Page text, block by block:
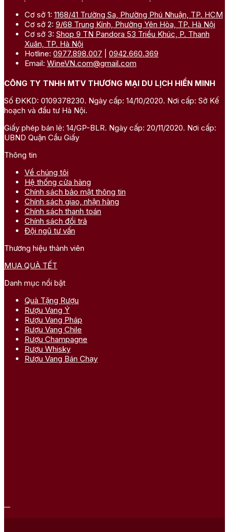
Cơ sở 1: 1168/41 Trường Sa, Phường Phú Nhuận, TP. HCM
Cơ sở 2: 9/68 Trung Kính, Phường Yên Hòa, TP. Hà Nội
Cơ sở 3: Shop 9 TN Pandora 53 Triều Khúc, P. Thanh
Xuân, TP. Hà Nội
Hotline: 0977.898.007
0942.660.369
Email: WineVN.com@gmail.com
CÔNG TY TNHH MTV THƯƠNG MẠI DU LỊCH HIỀN MINH
Số ĐKKD: 0109378230. Ngày cấp: 14/10/2020. Nơi cấp: Sở Kế
hoạch và đầu tư Hà Nội.
Giấy phép bán lẻ: 14/GP-BLR. Ngày cấp: 20/11/2020. Nơi cấp:
UBND Quận Cầu Giấy
Thông tin
Về chúng tôi
Hệ thống cửa hàng
Chính sách bảo mật thông tin
Chính sách giao, nhận hàng
Chính sách thanh toán
Chính sách đổi trả
Đội ngũ tư vấn
Thương hiệu thành viên
MUA QUÀ TẾT
Danh mục nổi bật
Quà Tặng Rượu
Rượu Vang Ý
Rượu Vang Pháp
Rượu Vang Chile
Rượu Champagne
Rượu Whisky
Rượu Vang Bán Chạy